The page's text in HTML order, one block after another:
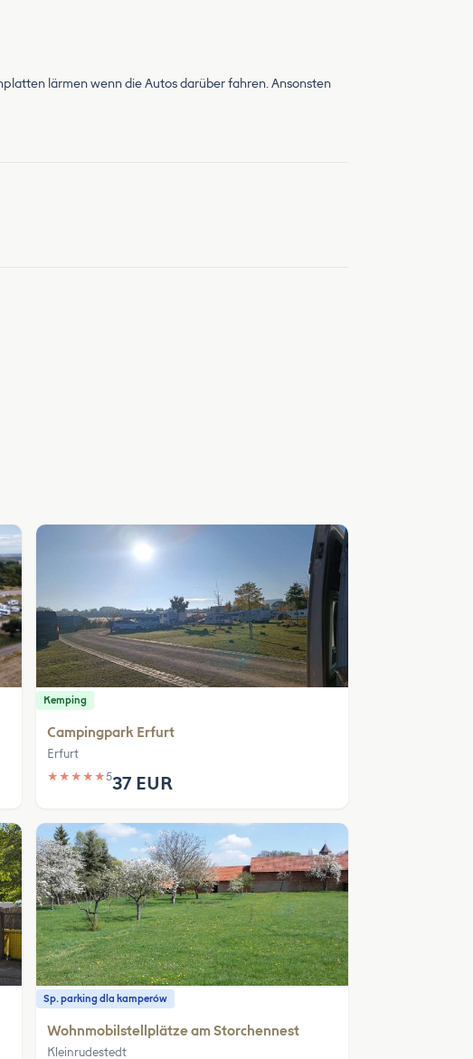
lärmen wenn die Autos darüber fahren. Ansonsten
Kemping
Campingpark Erfurt
Erfurt
★ ★ ★ ★ ★537 EUR
Sp. parking dla kamperów
Wohnmobilstellplätze am Storchennest
Kleinrudestedt